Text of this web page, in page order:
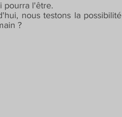
pourra l'être.
nous testons la possibilité
?